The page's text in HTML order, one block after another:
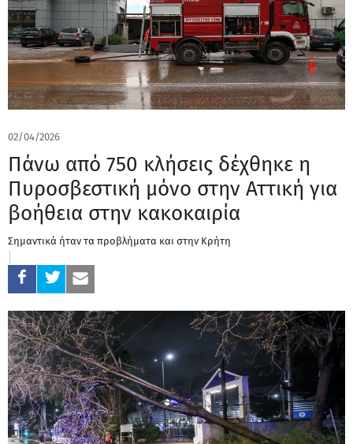
02/04/2026
Πάνω από 750 κλήσεις δέχθηκε η
Πυροσβεστική μόνο στην Αττική για
βοήθεια στην κακοκαιρία
Σημαντικά ήταν τα προβλήματα και στην Κρήτη